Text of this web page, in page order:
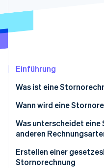
Identity
Online-Identitätsprüfung
Stripe-
Jetzt
Einführung
Was ist eine
Wann wird eine
Was unterscheidet
anderen
Erstellen einer
Stornorechnung